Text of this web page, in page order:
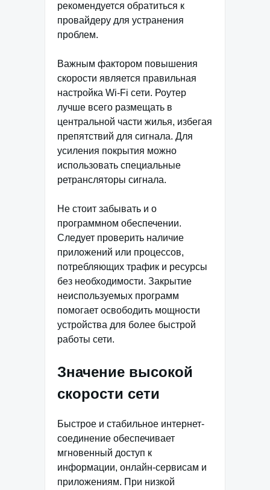
рекомендуется обратиться к
провайдеру для устранения
проблем.
Важным фактором повышения
скорости является правильная
настройка Wi-Fi сети. Роутер
лучше всего размещать в
центральной части жилья, избегая
препятствий для сигнала. Для
усиления покрытия можно
использовать специальные
ретрансляторы сигнала.
Не стоит забывать и о
программном обеспечении.
Следует проверить наличие
приложений или процессов,
потребляющих трафик и ресурсы
без необходимости. Закрытие
неиспользуемых программ
помогает освободить мощности
устройства для более быстрой
работы сети.
Значение высокой
скорости сети
Быстрое и стабильное интернет-
соединение обеспечивает
мгновенный доступ к
информации, онлайн-сервисам и
приложениям. При низкой